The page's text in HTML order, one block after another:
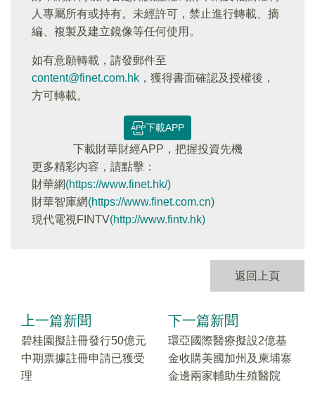
人專屬所有或持有。未經許可，禁止進行轉載、摘
編、複製及建立鏡像等任何使用。
如有意願轉載，請發郵件至
content@finet.com.hk ，獲得書面確認及授權後，
方可轉載。
下載APP
下載財華財經APP，把握投資先機
更多精彩内容，請點擊：
財華網(https://www.finet.hk/)
財華智庫網(https://www.finet.com.cn)
現代電視FINTV(http://www.fintv.hk)
返回上頁
上一篇新聞
碧桂園擬註冊發行50億元
中期票據註冊申請已獲受
理
下一篇新聞
環亞國際醫療擬設2億基
金收購美國加州及柬埔寨
金邊兩家輔助生殖醫院